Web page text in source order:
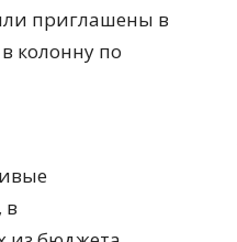
приглашены в
колонну по
в